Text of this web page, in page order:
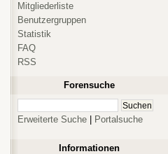
Mitgliederliste
Benutzergruppen
Statistik
FAQ
RSS
Forensuche
Erweiterte Suche Portalsuche
Informationen